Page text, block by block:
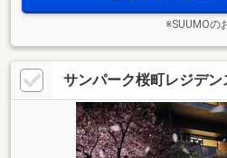
※SUUMOの
サンパーク桜町レジデ